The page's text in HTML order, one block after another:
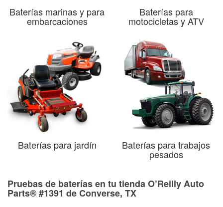
Baterías marinas y para
embarcaciones
Baterías para
motocicletas y ATV
Baterías para jardín Baterías para trabajos
pesados
Pruebas de baterías en tu tienda O’Reilly Auto
Parts® #1391 de Converse, TX